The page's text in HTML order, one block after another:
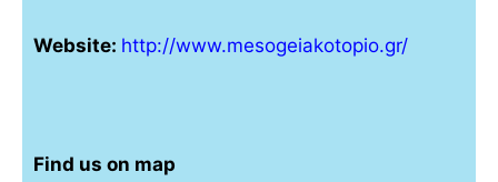
Website: http://www.mesogeiakotopio.gr/
Find us on map